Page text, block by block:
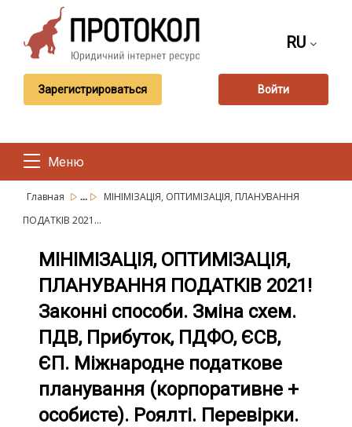
RU
Зарегистрироваться Войти
Меню
Главная ...
МІНІМІЗАЦІЯ, ОПТИМІЗАЦІЯ, ПЛАНУВАННЯ
ПОДАТКІВ 2021...
МІНІМІЗАЦІЯ, ОПТИМІЗАЦІЯ,
ПЛАНУВАННЯ ПОДАТКІВ 2021!
Законні способи. Зміна схем.
ПДВ, Прибуток, ПДФО, ЄСВ,
ЄП. Міжнародне податкове
планування (корпоративне +
особисте). Роялті. Перевірки.